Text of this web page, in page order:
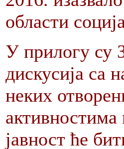
области
У прилогу су
дискусија са
неких
јавност ће